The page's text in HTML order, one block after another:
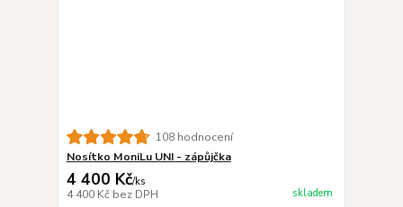
108 hodnocení
Nosítko MoniLu UNI - zápůjčka
4 400 Kč/ks
4 400 Kč bez DPH skladem